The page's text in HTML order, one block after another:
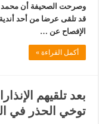
وصرحت الصحيفة أن محمد
قد تلقى عرضا من أحد
الإفصاح عن …
أكمل القراءة »
توخي الحذر في